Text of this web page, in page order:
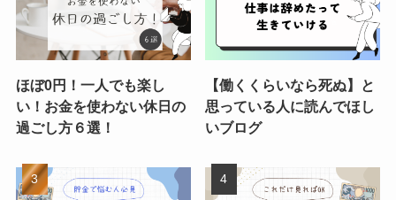
ほぼ0円！一人でも楽し
い！お金を使わない休日の
過ごし方６選！
【働くくらいなら死ぬ】と
思っている人に読んでほし
いブログ